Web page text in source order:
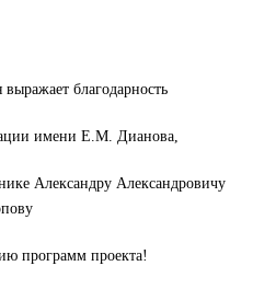
благодарность
имени Е.М. Дианова,
Александру Александровичу
программ проекта!